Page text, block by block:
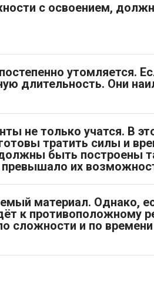
с освоением,
утомляется.
длительность. Они
не только учатся. В
тратить силы и
быть построены
их
материал. Однако,
к противоположному
и по